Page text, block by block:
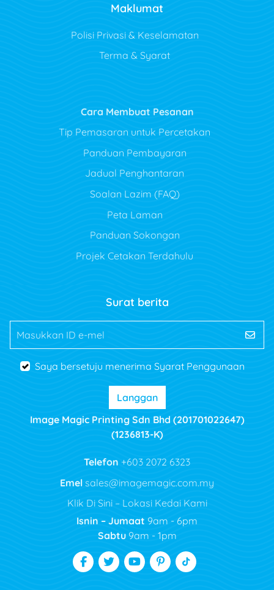
Maklumat
Polisi Privasi & Keselamatan
Terma & Syarat
Cara Membuat Pesanan
Tip Pemasaran untuk Percetakan
Panduan Pembayaran
Jadual Penghantaran
Soalan Lazim (FAQ)
Peta Laman
Panduan Sokongan
Projek Cetakan Terdahulu
Surat berita
Masukkan ID e-mel
Saya bersetuju menerima Syarat Penggunaan
Langgan
Image Magic Printing Sdn Bhd (201701022647)
(1236813-K)
Telefon +603 2072 6323
Emel sales@imagemagic.com.my
Klik Di Sini – Lokasi Kedai Kami
Isnin – Jumaat 9am - 6pm
Sabtu9am - 1pm